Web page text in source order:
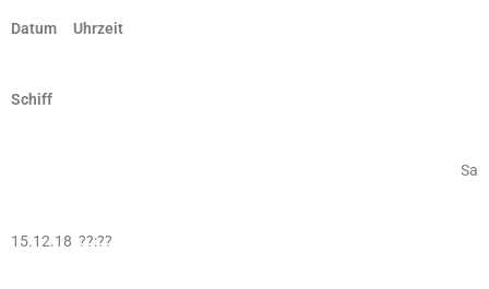
Datum Uhrzeit
Schiff
Sa
15.12.18 ??:??